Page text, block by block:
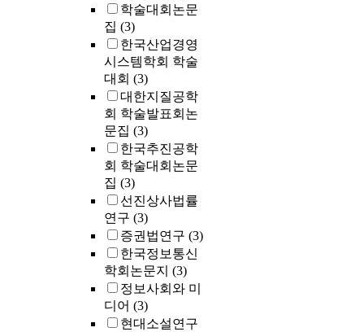
학술대회논문
집 (3)
한국산업경영
시스템학회 학술
대회 (3)
대한지질공학
회 학술발표회논
문집 (3)
한국추진공학
회 학술대회논문
집 (3)
선진상사법률
연구 (3)
증권법연구 (3)
한국정보통신
학회논문지 (3)
정보사회와 미
디어 (3)
현대소설연구